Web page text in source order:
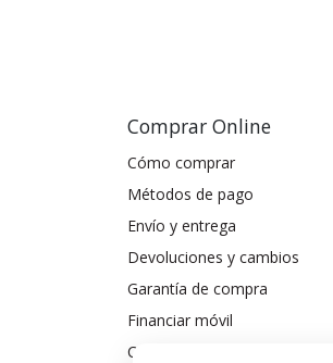
Comprar Online
Cómo comprar
Métodos de pago
Envío y entrega
Devoluciones y cambios
Garantía de compra
Financiar móvil
Condiciones de compra